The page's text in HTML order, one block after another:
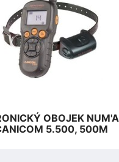
OBOJEK
5.500, 500M